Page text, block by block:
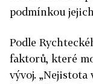
podmínkou
Podle
faktorů, které
vývoj. „Nejistota